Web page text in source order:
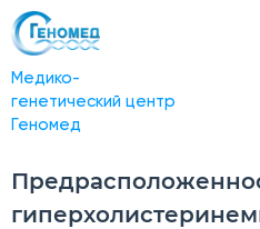
Медико-
генетический центр
Геномед